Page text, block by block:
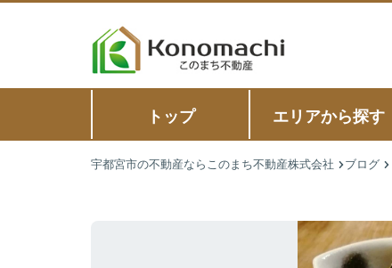
トップ エリアから探す
宇都宮市の不動産ならこのまち不動産株式会社 ブログ